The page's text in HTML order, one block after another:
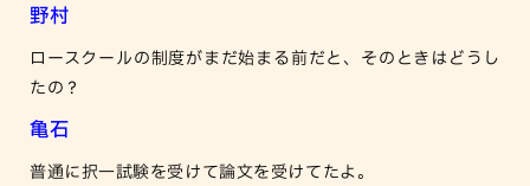
野村
ロースクールの制度がまだ始まる前だと、そのときはどうし
たの？
亀石
普通に択一試験を受けて論文を受けてたよ。